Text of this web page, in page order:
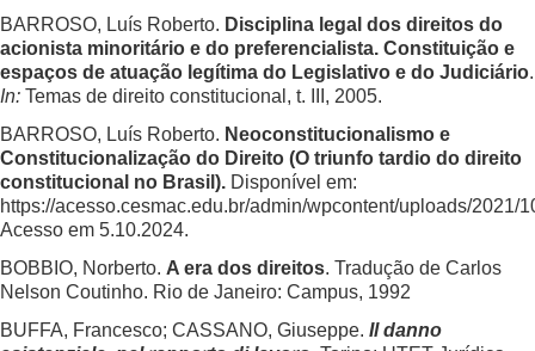
BARROSO, Luís Roberto. Disciplina legal dos direitos do
acionista minoritário e do preferencialista. Constituição e
espaços de atuação legítima do Legislativo e do Judiciário.
In: Temas de direito constitucional, t. III, 2005.
BARROSO, Luís Roberto. Neoconstitucionalismo e
Constitucionalização do Direito (O triunfo tardio do direito
constitucional no Brasil). Disponível em:
https://acesso.cesmac.edu.br/admin/wpcontent/uploads/
Acesso em 5.10.2024.
BOBBIO, Norberto. A era dos direitos. Tradução de Carlos
Nelson Coutinho. Rio de Janeiro: Campus, 1992
BUFFA, Francesco; CASSANO, Giuseppe. Il danno